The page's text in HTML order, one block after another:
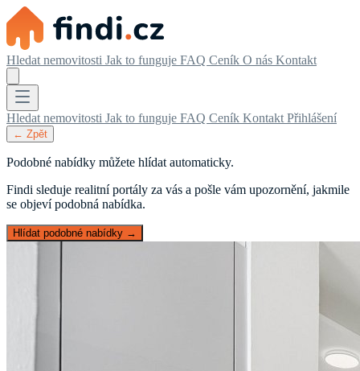
Hledat nemovitosti Jak to funguje FAQ Ceník O nás Kontakt
Hledat nemovitosti Jak to funguje FAQ Ceník Kontakt Přihlášení
← Zpět
Podobné nabídky můžete hlídat automaticky.
Findi sleduje realitní portály za vás a pošle vám upozornění, jakmile
se objeví podobná nabídka.
Hlídat podobné nabídky →